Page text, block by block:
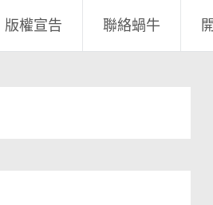
版權宣告 聯絡蝸牛